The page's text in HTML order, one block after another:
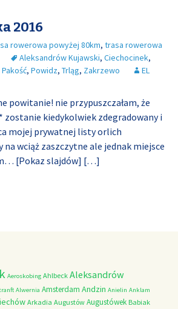
2016
rowerowa powyżej 80km, trasa rowerowa
Aleksandrów Kujawski, Ciechocinek,
Pakość, Powidz, Trląg, Zakrzewo EL
powitanie! nie przypuszczałam, że
zostanie kiedykolwiek zdegradowany i
mojej prywatnej listy orlich
wciąż zaszczytne ale jednak miejsce
[Pokaz slajdów] […]
Aeroskobing Ahlbeck Aleksandrów
Alwernia Amsterdam Andzin Anielin Anklam
Arkadia Augustów Augustówek Babiak